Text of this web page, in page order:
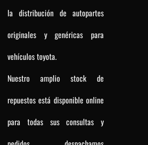
la distribución de autopartes
originales y genéricas para
vehículos toyota.
Nuestro amplio stock de
repuestos está disponible online
para todas sus consultas y